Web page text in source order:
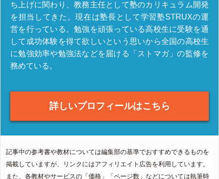
ち上げに関わり、教務主任として塾のカリキュラム開発
を担当してきた。現在は塾長として学習塾STRUXの運
営を行っている。勉強を頑張っている高校生に受験を通
して成功体験を得て欲しいという思いから全国の高校生
に勉強効率や勉強法などを届ける「ストマガ」の監修を
務めている。
詳しいプロフィールはこちら
記事中の参考書や教材については編集部の基準でおすすめできるものを
掲載していますが、リンクにはアフィリエイト広告を利用しています。
また、各教材やサービスの「価格」「ページ数」などについては執筆時